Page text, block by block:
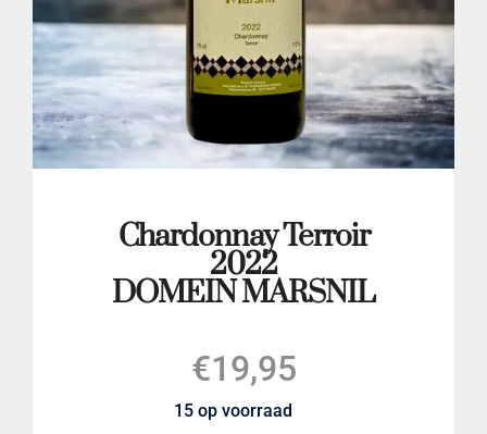
LOGIN
Chardonnay Terroir
2022
DOMEIN MARSNIL
€19,95
15 op voorraad